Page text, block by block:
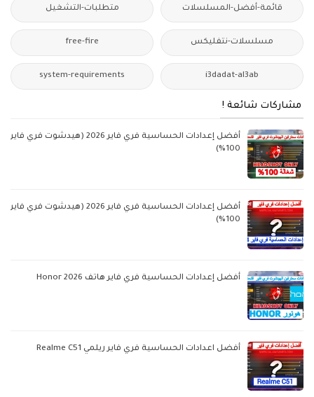
قائمة-أفضل-المسلسلات متطلبات-التشغيل
مسلسلات-نتفليكس free-fire
i3dadat-al3ab
system-requirements
مشاركات شائعة !
أفضل إعدادات الحساسية فري فاير 2026 (هيدشوت فري فاير
100%)
أفضل إعدادات الحساسية فري فاير 2026 (هيدشوت فري فاير
100%)
أفضل إعدادات الحساسية فري فاير هاتف Honor 2026
أفضل اعدادات الحساسية فري فاير ريلمي Realme C51